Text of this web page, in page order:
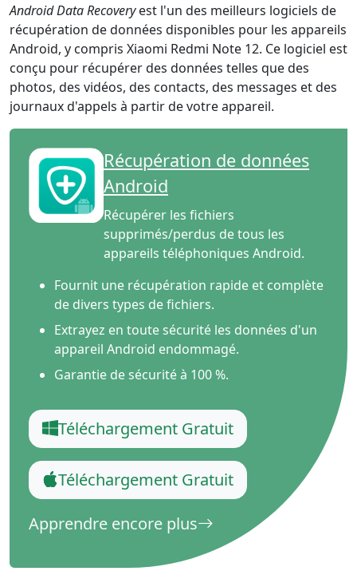
Android Data Recoveryest l'un des meilleurs logiciels de
récupération de données disponibles pour les appareils
Android, y compris Xiaomi Redmi Note 12. Ce logiciel est
conçu pour récupérer des données telles que des
photos, des vidéos, des contacts, des messages et des
journaux d'appels à partir de votre appareil.
Récupération de données
Android
Récupérer les fichiers
supprimés/perdus de tous les
appareils téléphoniques Android.
Fournit une récupération rapide et complète
de divers types de fichiers.
Extrayez en toute sécurité les données d'un
appareil Android endommagé.
Garantie de sécurité à 100 %.
Téléchargement Gratuit
Téléchargement Gratuit
Apprendre encore plus